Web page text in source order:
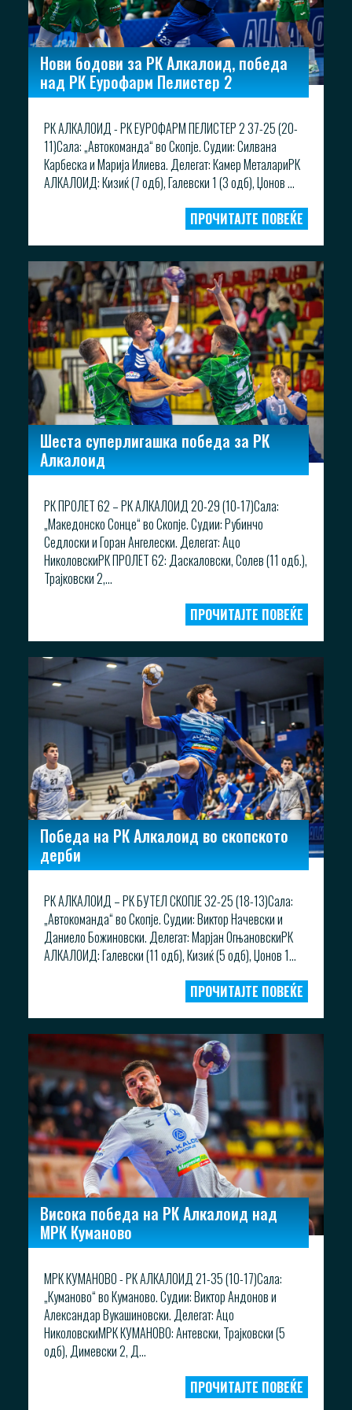
Нови бодови за РК Алкалоид, победа
над РК Еурофарм Пелистер 2
РК АЛКАЛОИД - РК ЕУРОФАРМ ПЕЛИСТЕР 2 37-25 (20-
11)Сала: „Автокоманда“ во Скопје. Судии: Силвана
Карбеска и Марија Илиева. Делегат: Камер МеталариРК
АЛКАЛОИД: Кизиќ (7 одб), Галевски 1 (3 одб), Џонов ...
ПРОЧИТАЈТЕ ПОВЕЌЕ
Шеста суперлигашка победа за РК
Алкалоид
РК ПРОЛЕТ 62 – РК АЛКАЛОИД 20-29 (10-17)Сала:
„Македонско Сонце“ во Скопје. Судии: Рубинчо
Седлоски и Горан Ангелески. Делегат: Ацо
НиколовскиРК ПРОЛЕТ 62: Даскаловски, Солев (11 одб.),
Трајковски 2,...
ПРОЧИТАЈТЕ ПОВЕЌЕ
Победа на РК Алкалоид во скопското
дерби
РК АЛКАЛОИД – РК БУТЕЛ СКОПЈЕ 32-25 (18-13)Сала:
„Автокоманда“ во Скопје. Судии: Виктор Начевски и
Даниело Божиновски. Делегат: Марјан ОгњановскиРК
АЛКАЛОИД: Галевски (11 одб), Кизиќ (5 одб), Џонов 1...
ПРОЧИТАЈТЕ ПОВЕЌЕ
Висока победа на РК Алкалоид над
МРК Куманово
МРК КУМАНОВО - РК АЛКАЛОИД 21-35 (10-17)Сала:
„Куманово“ во Куманово. Судии: Виктор Андонов и
Александар Вукашиновски. Делегат: Ацо
НиколовскиМРК КУМАНОВО: Антевски, Трајковски (5
одб), Димевски 2, Д...
ПРОЧИТАЈТЕ ПОВЕЌЕ